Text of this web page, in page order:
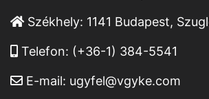
Székhely: 1141 Budapest,
Telefon: (+36-1) 384-5541
E-mail: ugyfel@vgyke.com